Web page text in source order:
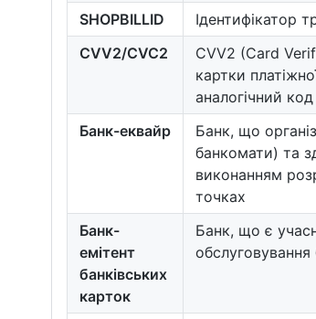
SHOPBILLID
Ідентифікатор
CVV2/CVC2
CVV2 (Card
картки
аналогічний
Банк-еквайр
Банк, що
банкомати) та
виконанням
точках
Банк-
емітент
банківських
карток
Банк, що є
обслуговування